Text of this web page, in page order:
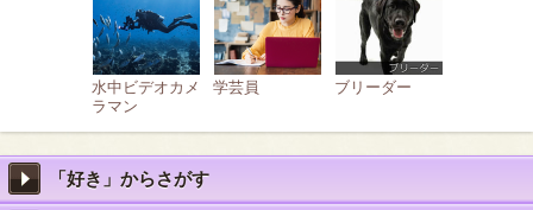
水中ビデオカメ
ラマン
学芸員 ブリーダー
「好き」からさがす